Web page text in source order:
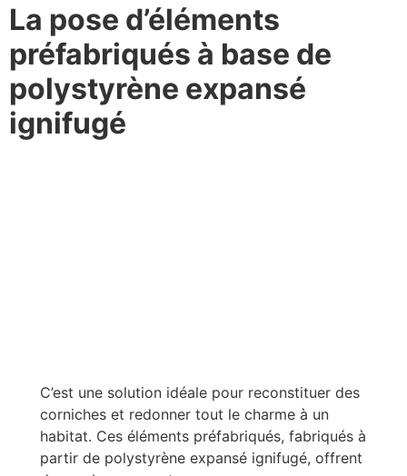
La pose d’éléments
préfabriqués à base de
polystyrène expansé
ignifugé
C’est une solution idéale pour reconstituer des
corniches et redonner tout le charme à un
habitat. Ces éléments préfabriqués, fabriqués à
partir de polystyrène expansé ignifugé, offrent